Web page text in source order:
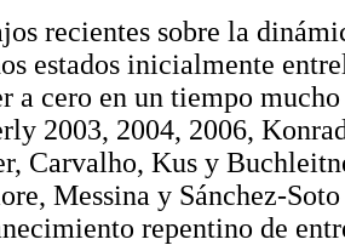
recientes sobre la
estados inicialmente
a cero en un tiempo
2003, 2004, 2006,
Carvalho, Kus y
Messina y Sánchez-
repentino de